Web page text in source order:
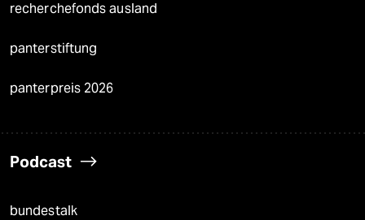
recherchefonds ausland
panterstiftung
panterpreis 2026
Podcast
bundestalk